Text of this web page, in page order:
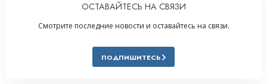
ОСТАВАЙТЕСЬ НА СВЯЗИ
Смотрите последние новости и оставайтесь на связи.
ПОДПИШИТЕСЬ